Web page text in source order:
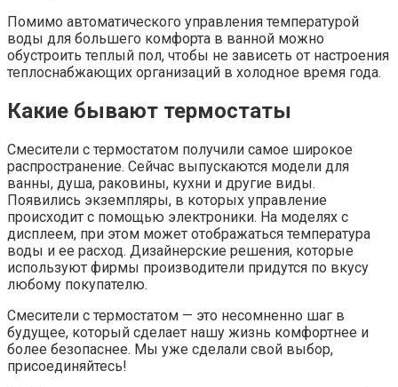
Помимо автоматического управления температурой
воды для большего комфорта в ванной можно
обустроить теплый пол, чтобы не зависеть от настроения
теплоснабжающих организаций в холодное время года.
Какие бывают термостаты
Смесители с термостатом получили самое широкое
распространение. Сейчас выпускаются модели для
ванны, душа, раковины, кухни и другие виды.
Появились экземпляры, в которых управление
происходит с помощью электроники. На моделях с
дисплеем, при этом может отображаться температура
воды и ее расход. Дизайнерские решения, которые
используют фирмы производители придутся по вкусу
любому покупателю.
Смесители с термостатом — это несомненно шаг в
будущее, который сделает нашу жизнь комфортнее и
более безопаснее. Мы уже сделали свой выбор,
присоединяйтесь!